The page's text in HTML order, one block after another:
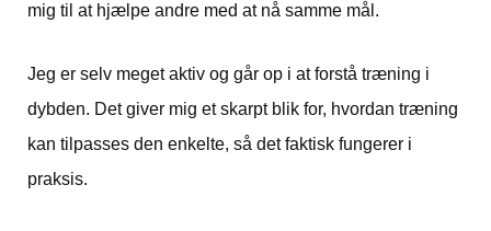
mig til at hjælpe andre med at nå samme mål.
Jeg er selv meget aktiv og går op i at forstå træning i
dybden. Det giver mig et skarpt blik for, hvordan træning
kan tilpasses den enkelte, så det faktisk fungerer i
praksis.